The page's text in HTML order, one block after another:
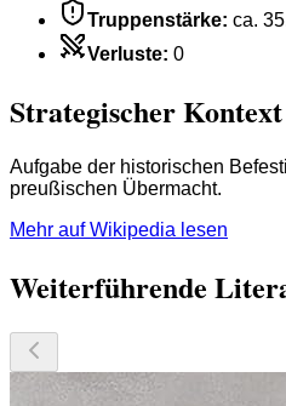
Truppenstärke: ca.
Verluste: 0
Strategischer Kontext
Aufgabe der historischen
preußischen Übermacht.
Mehr auf Wikipedia lesen
Weiterführende